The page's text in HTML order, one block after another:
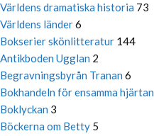
Världens dramatiska historia 73
Världens länder6
Bokserier skönlitteratur 144
Antikboden Ugglan 2
Begravningsbyrån Tranan 6
Bokhandeln för ensamma hjärtan
Boklyckan 3
Böckerna om Betty 5